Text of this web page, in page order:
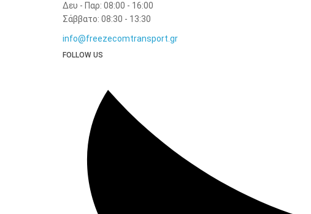
Δευ - Παρ: 08:00 - 16:00
Σάββατο: 08:30 - 13:30
info@freezecomtransport.gr
FOLLOW US